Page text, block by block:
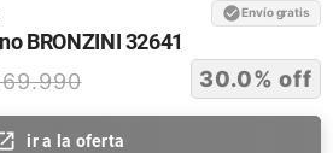
Envío gratis
BRONZINI 32641
30.0% off
ir a la oferta